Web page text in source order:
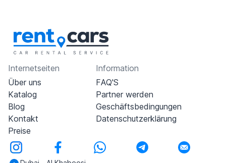
Internetseiten
Über uns
Katalog
Blog
Kontakt
Preise
Information
FAQ'S
Partner werden
Geschäftsbedingungen
Datenschutzerklärung